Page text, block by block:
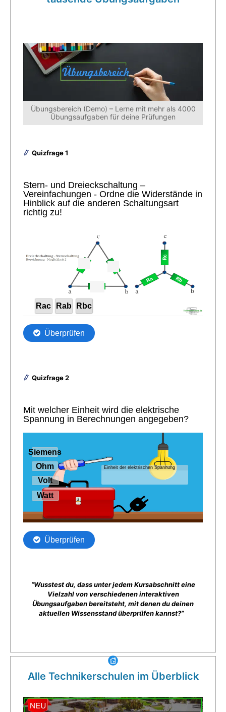
Übungsbereich (Demo) – Lerne mit mehr als 4000
Übungsaufgaben für deine Prüfungen
Quizfrage 1
Quizfrage 2
“Wusstest du, dass unter jedem Kursabschnitt eine
Vielzahl von verschiedenen interaktiven
Übungsaufgaben bereitsteht, mit denen du deinen
aktuellen Wissensstand überprüfen kannst?”
Alle Technikerschulen im Überblick